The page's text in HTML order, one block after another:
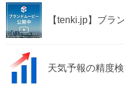
【tenki.jp】ブラ
天気予報の精度